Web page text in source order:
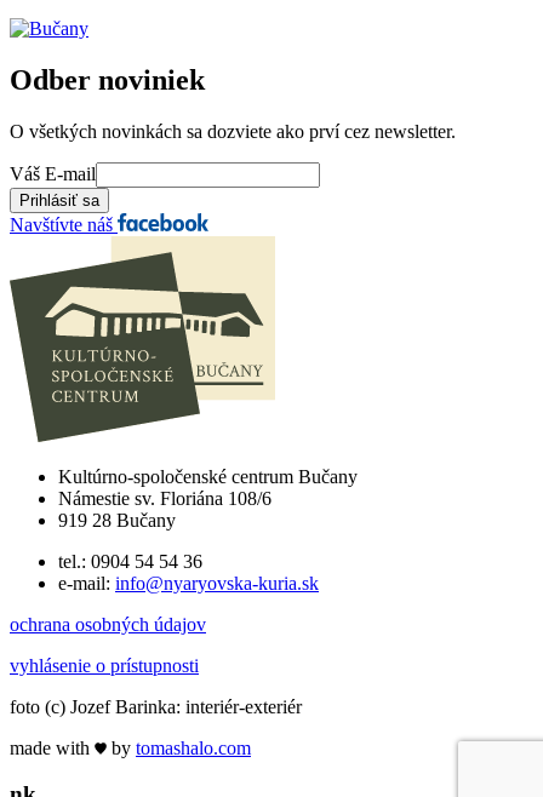
Odber noviniek
O všetkých novinkách sa dozviete ako prví cez newsletter.
Váš E-mail
Navštívte náš
Kultúrno-spoločenské centrum Bučany
Námestie sv. Floriána 108/6
919 28 Bučany
tel.: 0904 54 54 36
e-mail: info@nyaryovska-kuria.sk
ochrana osobných údajov
vyhlásenie o prístupnosti
foto (c) Jozef Barinka: interiér-exteriér
made with
by tomashalo.com